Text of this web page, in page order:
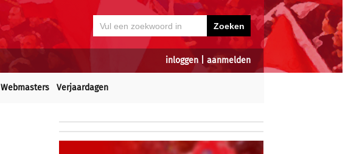
inloggen| aanmelden
Webmasters Verjaardagen